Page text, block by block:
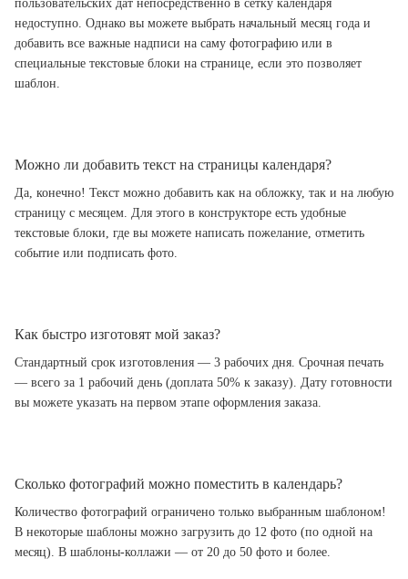
пользовательских дат непосредственно в сетку календаря
недоступно. Однако вы можете выбрать начальный месяц года и
добавить все важные надписи на саму фотографию или в
специальные текстовые блоки на странице, если это позволяет
шаблон.
Можно ли добавить текст на страницы календаря?
Да, конечно! Текст можно добавить как на обложку, так и на любую
страницу с месяцем. Для этого в конструкторе есть удобные
текстовые блоки, где вы можете написать пожелание, отметить
событие или подписать фото.
Как быстро изготовят мой заказ?
Стандартный срок изготовления — 3 рабочих дня. Срочная печать
— всего за 1 рабочий день (доплата 50% к заказу). Дату готовности
вы можете указать на первом этапе оформления заказа.
Сколько фотографий можно поместить в календарь?
Количество фотографий ограничено только выбранным шаблоном!
В некоторые шаблоны можно загрузить до 12 фото (по одной на
месяц). В шаблоны-коллажи — от 20 до 50 фото и более.